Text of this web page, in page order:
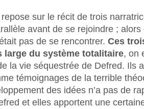
sur le récit de trois
avant de se rejoindre ;
pas de se rencontrer. Ces
large du système totalitaire, on
la vie séquestrée de Defred. Ils
témoignages de la terrible
des idées n’a pas de
et elles apportent une